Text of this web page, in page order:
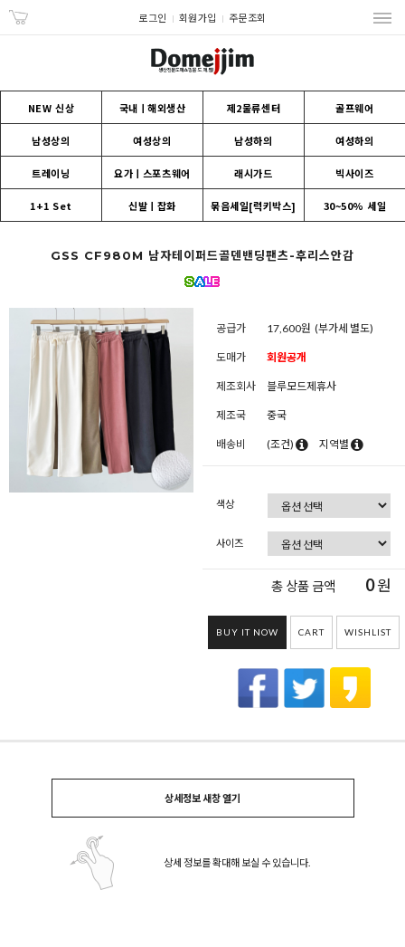
로그인 회원가입 주문조회
NEW 신상 국내ㅣ해외생산 제2물류센터 골프웨어
남성상의 여성상의 남성하의 여성하의
트레이닝 요가ㅣ스포츠웨어 래시가드 빅사이즈
1+1 Set 신발ㅣ잡화 묶음세일[럭키박스] 30~50% 세일
GSS CF980M 남자테이퍼드골덴밴딩팬츠-후리스안감
공급가 17,600원 (부가세 별도)
도매가 회원공개
제조회사 블루모드제휴사
제조국 중국
배송비 (조건) 지역별
색상
사이즈
총 상품 금액 0원
BUY IT NOW CART WISHLIST
상세정보 새창 열기
상세 정보를 확대해 보실 수 있습니다.